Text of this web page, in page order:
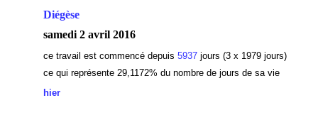
Diégèse
samedi 2 avril 2016
ce travail est commencé depuis 5937jours (3 x 1979 jours)
ce qui représente 29,1172% du nombre de jours de sa vie
hier